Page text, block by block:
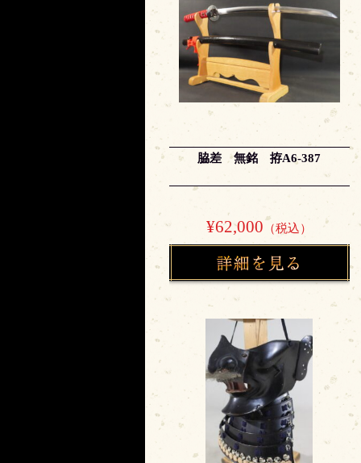
脇差 無銘 拵A6-387
¥62,000 （税込）